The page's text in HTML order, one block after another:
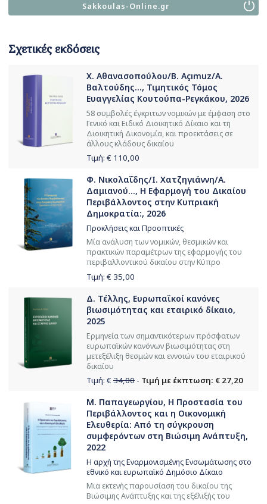
Sakkoulas-Online.gr
Σχετικές εκδόσεις
Χ. Αθανασοπούλου/B. Açımuz/Α.
Βαλτούδης..., Τιμητικός Τόμος
Ευαγγελίας Κουτούπα-Ρεγκάκου, 2026
58 συμβολές έγκριτων νομικών με έμφαση στο
Γενικό και Ειδικό Διοικητικό Δίκαιο και τη
Διοικητική Δικονομία, και προεκτάσεις σε
άλλους κλάδους δικαίου
Τιμή: € 110,00
Φ. Νικολαΐδης/Ι. Χατζηγιάννη/Α.
Δαμιανού..., Η Εφαρμογή του Δικαίου
Περιβάλλοντος στην Κυπριακή
Δημοκρατία:, 2026
Προκλήσεις και Προοπτικές
Μία ανάλυση των νομικών, θεσμικών και
πρακτικών παραμέτρων της εφαρμογής του
περιβαλλοντικού δικαίου στην Κύπρο
Τιμή: € 35,00
Δ. Τέλλης, Ευρωπαϊκοί κανόνες
βιωσιμότητας και εταιρικό δίκαιο,
2025
Ερμηνεία των σημαντικότερων πρόσφατων
ευρωπαϊκών κανόνων βιωσιμότητας στη
μετεξέλιξη θεσμών και εννοιών του εταιρικού
δικαίου
Τιμή: € 34,00 - Τιμή με έκπτωση: € 27,20
Μ. Παπαγεωργίου, Η Προστασία του
Περιβάλλοντος και η Οικονομική
Ελευθερία: Από τη σύγκρουση
συμφερόντων στη Βιώσιμη Ανάπτυξη,
2022
Η αρχή της Εναρμονισμένης Ενσωμάτωσης στο
εθνικό και ευρωπαϊκό Δημόσιο Δίκαιο
Μια εκτενής παρουσίαση του δικαίου της
Βιώσιμης Ανάπτυξης και της εξέλιξής του